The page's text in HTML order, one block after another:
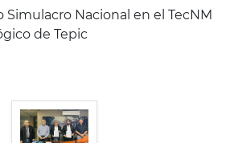
Simulacro Nacional en el TecNM
de Tepic